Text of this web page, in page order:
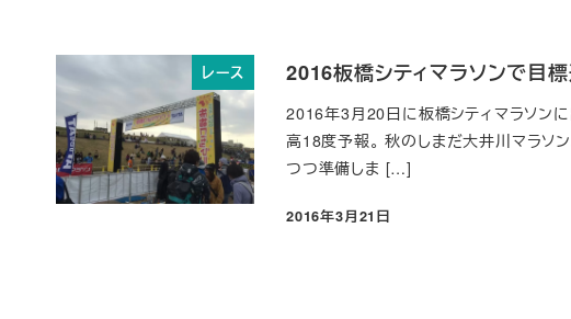
レース 2016板橋シティマラソンで目
2016年3月20日に板橋シティマラソン
高18度予報。 秋のしまだ大井川マラソ
つつ準備しま […]
投稿日
2016年3月21日